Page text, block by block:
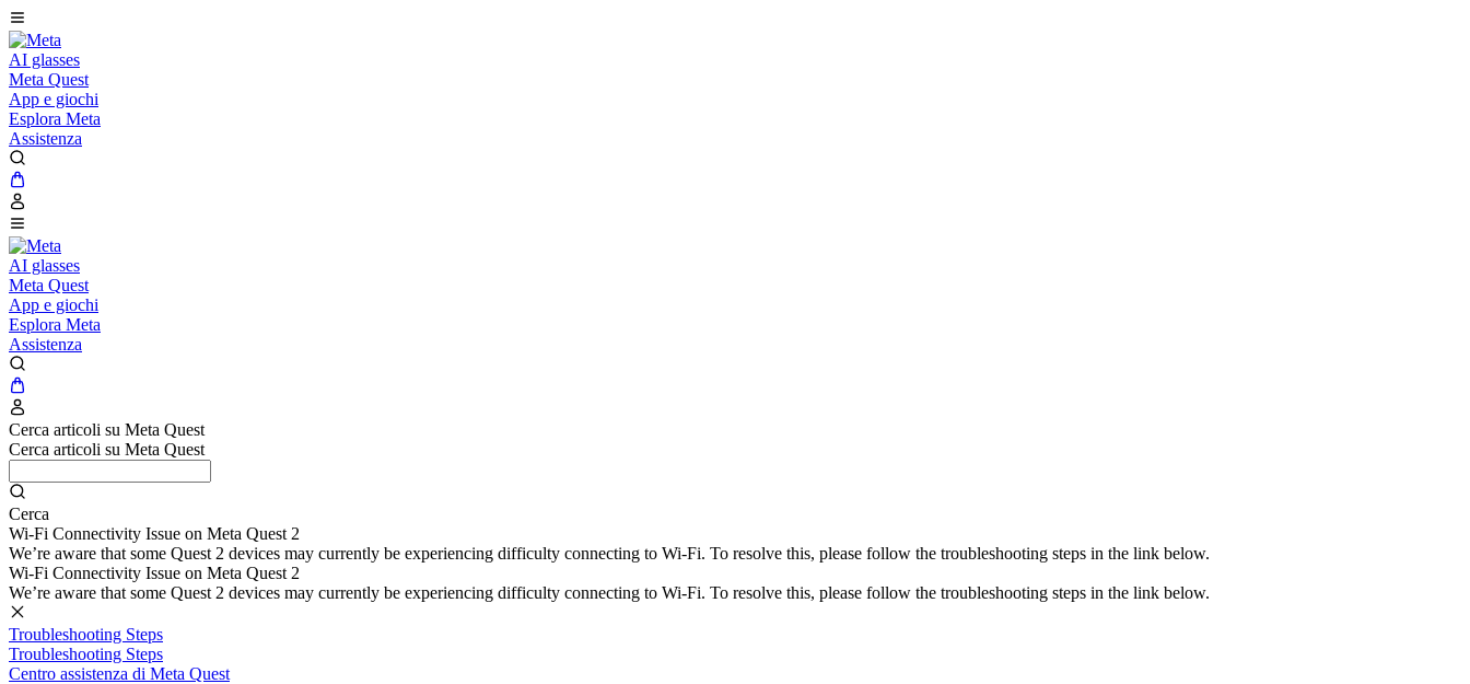
AI glasses
Meta Quest
App e giochi
Esplora Meta
Assistenza
AI glasses
Meta Quest
App e giochi
Esplora Meta
Assistenza
Cerca articoli su Meta Quest
Cerca articoli su Meta Quest
Cerca
Wi-Fi Connectivity Issue on Meta Quest 2
We’re aware that some Quest 2 devices may currently be experiencing difficulty connecting to Wi-Fi. To resolve this, please follow the troubleshooting steps in the link below.
Wi-Fi Connectivity Issue on Meta Quest 2
We’re aware that some Quest 2 devices may currently be experiencing difficulty connecting to Wi-Fi. To resolve this, please follow the troubleshooting steps in the link below.
Troubleshooting Steps
Troubleshooting Steps
Centro assistenza di Meta Quest